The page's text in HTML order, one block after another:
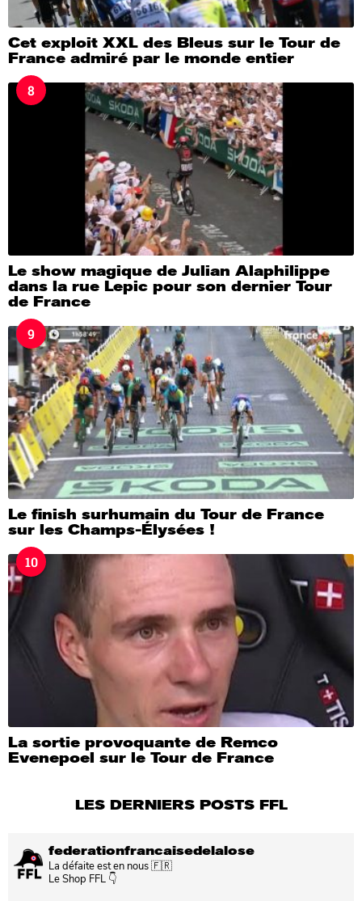
Cet exploit XXL des Bleus sur le Tour de
France admiré par le monde entier
8
Le show magique de Julian Alaphilippe
dans la rue Lepic pour son dernier Tour
de France
9
Le finish surhumain du Tour de France
sur les Champs-Élysées !
10
La sortie provoquante de Remco
Evenepoel sur le Tour de France
LES DERNIERS POSTS FFL
federationfrancaisedelalose
La défaite est en nous 🇫🇷
Le Shop FFL 👇